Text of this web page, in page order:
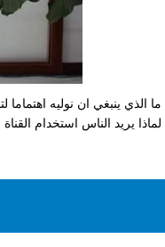
ما الذي ينبغي ان نوليه اهتماما
لماذا يريد الناس استخدام القناة u الصورة الزجاجية ؟